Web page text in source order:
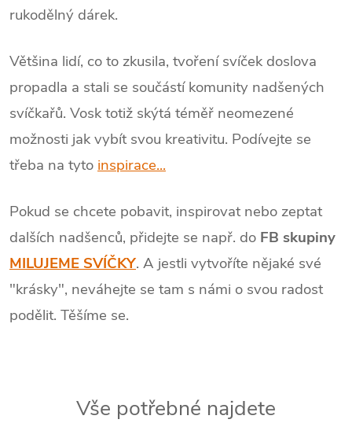
rukodělný dárek.
Většina lidí, co to zkusila, tvoření svíček doslova
propadla a stali se součástí komunity nadšených
svíčkařů. Vosk totiž skýtá téměř neomezené
možnosti jak vybít svou kreativitu. Podívejte se
třeba na tyto inspirace...
Pokud se chcete pobavit, inspirovat nebo zeptat
dalších nadšenců, přidejte se např. do FB skupiny
MILUJEME SVÍČKY. A jestli vytvoříte nějaké své
"krásky", neváhejte se tam s námi o svou radost
podělit. Těšíme se.
Vše potřebné najdete